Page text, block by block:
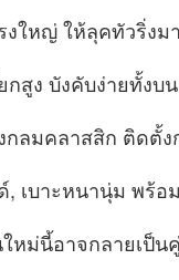
งใหญ่ ให้ลุคทัวริ่งม
สูง บังคับง่ายทั้งบ
กลมคลาสสิก ติดตั้
เบาะหนานุ่ม พร้อ
ใหม่นี้อาจกลายเป็